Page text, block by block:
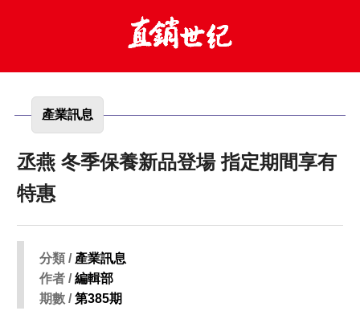
產業訊息
丞燕 冬季保養新品登場 指定期間享有
特惠
分類 / 產業訊息
作者 /編輯部
期數 /第385期